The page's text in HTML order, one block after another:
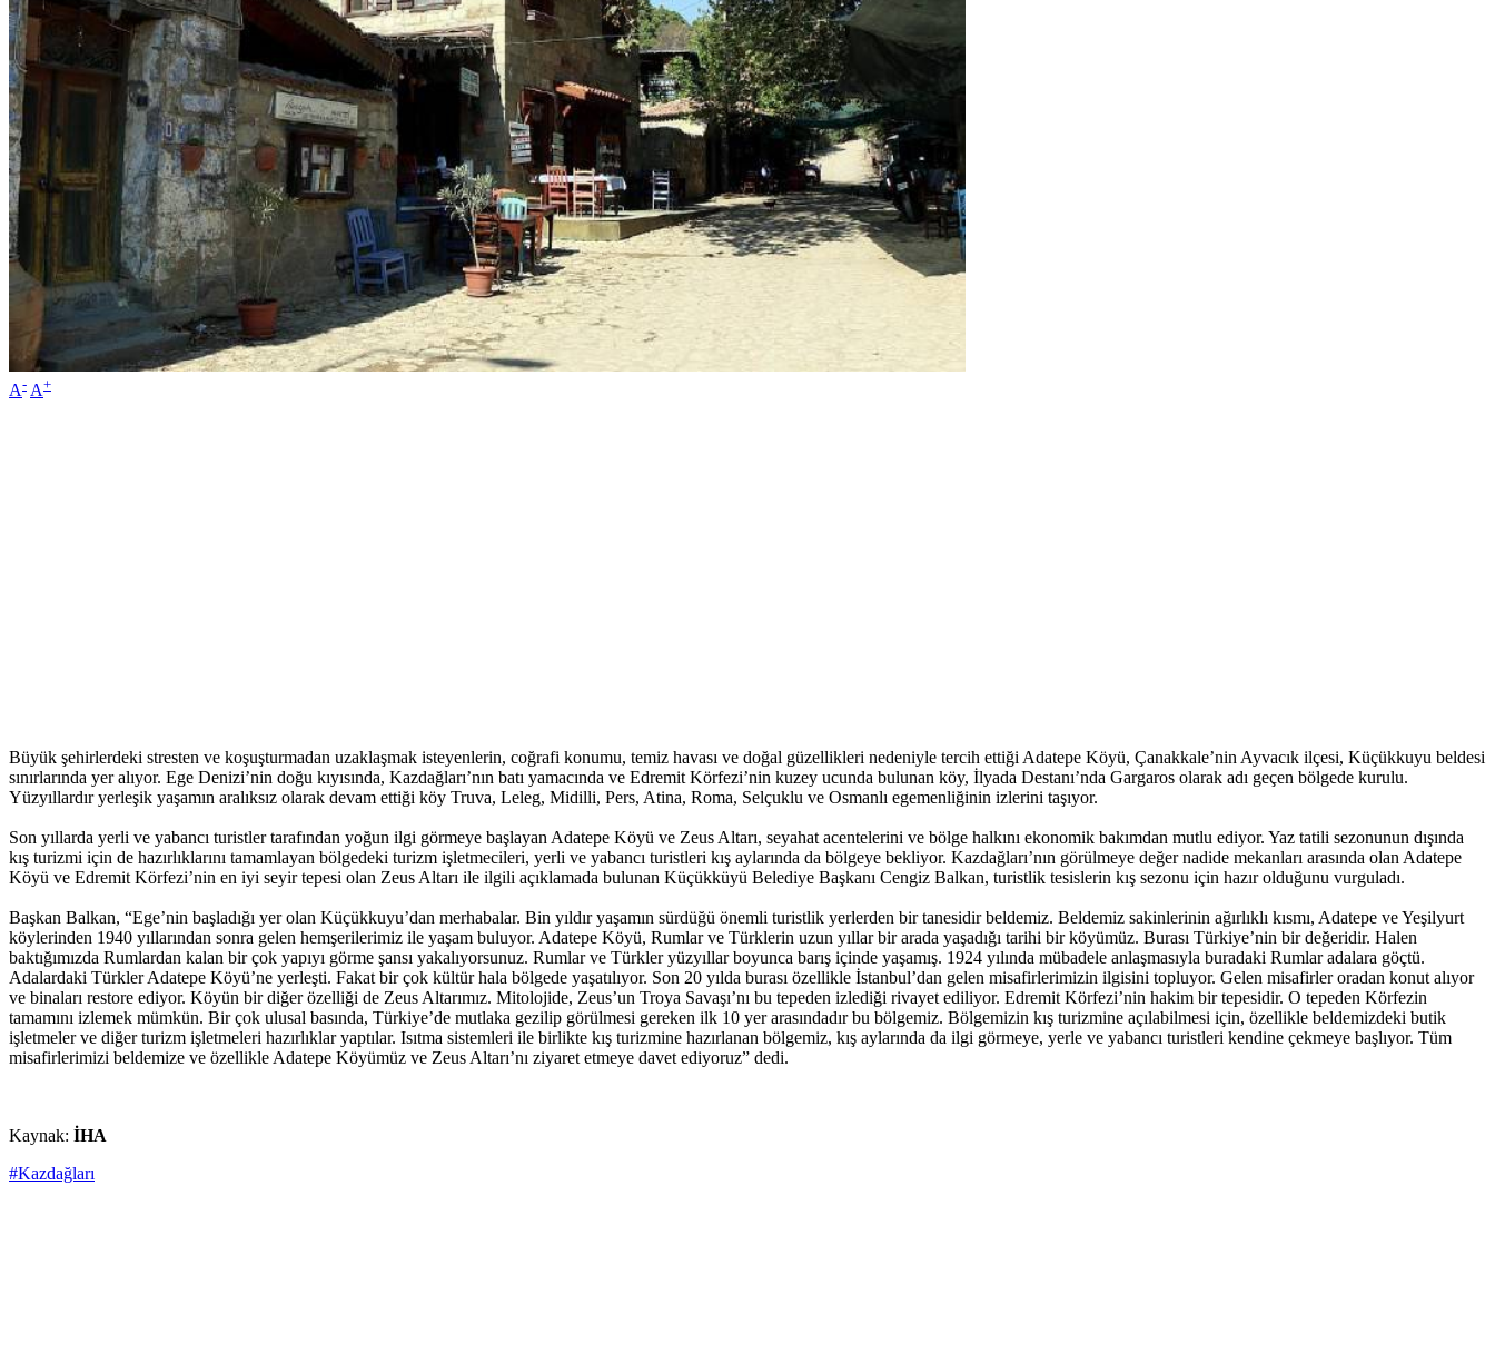
A- A+
Büyük şehirlerdeki stresten ve koşuşturmadan uzaklaşmak isteyenlerin, coğrafi konumu, temiz havası ve doğal güzellikleri nedeniyle tercih ettiği Adatepe Köyü, Çanakkale’nin Ayvacık ilçesi, Küçükkuyu beldesi
sınırlarında yer alıyor. Ege Denizi’nin doğu kıyısında, Kazdağları’nın batı yamacında ve Edremit Körfezi’nin kuzey ucunda bulunan köy, İlyada Destanı’nda Gargaros olarak adı geçen bölgede kurulu.
Yüzyıllardır yerleşik yaşamın aralıksız olarak devam ettiği köy Truva, Leleg, Midilli, Pers, Atina, Roma, Selçuklu ve Osmanlı egemenliğinin izlerini taşıyor.
Son yıllarda yerli ve yabancı turistler tarafından yoğun ilgi görmeye başlayan Adatepe Köyü ve Zeus Altarı, seyahat acentelerini ve bölge halkını ekonomik bakımdan mutlu ediyor. Yaz tatili sezonunun dışında
kış turizmi için de hazırlıklarını tamamlayan bölgedeki turizm işletmecileri, yerli ve yabancı turistleri kış aylarında da bölgeye bekliyor. Kazdağları’nın görülmeye değer nadide mekanları arasında olan Adatepe
Köyü ve Edremit Körfezi’nin en iyi seyir tepesi olan Zeus Altarı ile ilgili açıklamada bulunan Küçükküyü Belediye Başkanı Cengiz Balkan, turistlik tesislerin kış sezonu için hazır olduğunu vurguladı.
Başkan Balkan, “Ege’nin başladığı yer olan Küçükkuyu’dan merhabalar. Bin yıldır yaşamın sürdüğü önemli turistlik yerlerden bir tanesidir beldemiz. Beldemiz sakinlerinin ağırlıklı kısmı, Adatepe ve Yeşilyurt
köylerinden 1940 yıllarından sonra gelen hemşerilerimiz ile yaşam buluyor. Adatepe Köyü, Rumlar ve Türklerin uzun yıllar bir arada yaşadığı tarihi bir köyümüz. Burası Türkiye’nin bir değeridir. Halen
baktığımızda Rumlardan kalan bir çok yapıyı görme şansı yakalıyorsunuz. Rumlar ve Türkler yüzyıllar boyunca barış içinde yaşamış. 1924 yılında mübadele anlaşmasıyla buradaki Rumlar adalara göçtü.
Adalardaki Türkler Adatepe Köyü’ne yerleşti. Fakat bir çok kültür hala bölgede yaşatılıyor. Son 20 yılda burası özellikle İstanbul’dan gelen misafirlerimizin ilgisini topluyor. Gelen misafirler oradan konut alıyor
ve binaları restore ediyor. Köyün bir diğer özelliği de Zeus Altarımız. Mitolojide, Zeus’un Troya Savaşı’nı bu tepeden izlediği rivayet ediliyor. Edremit Körfezi’nin hakim bir tepesidir. O tepeden Körfezin
tamamını izlemek mümkün. Bir çok ulusal basında, Türkiye’de mutlaka gezilip görülmesi gereken ilk 10 yer arasındadır bu bölgemiz. Bölgemizin kış turizmine açılabilmesi için, özellikle beldemizdeki butik
işletmeler ve diğer turizm işletmeleri hazırlıklar yaptılar. Isıtma sistemleri ile birlikte kış turizmine hazırlanan bölgemiz, kış aylarında da ilgi görmeye, yerle ve yabancı turistleri kendine çekmeye başlıyor. Tüm
misafirlerimizi beldemize ve özellikle Adatepe Köyümüz ve Zeus Altarı’nı ziyaret etmeye davet ediyoruz” dedi.
Kaynak: İHA
#Kazdağları